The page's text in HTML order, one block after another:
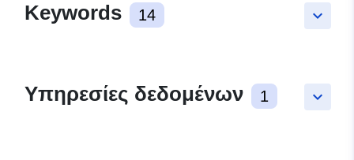
keyboard_arrow_down
Keywords 14
keyboard_arrow_down
Υπηρεσίες δεδομένων 1